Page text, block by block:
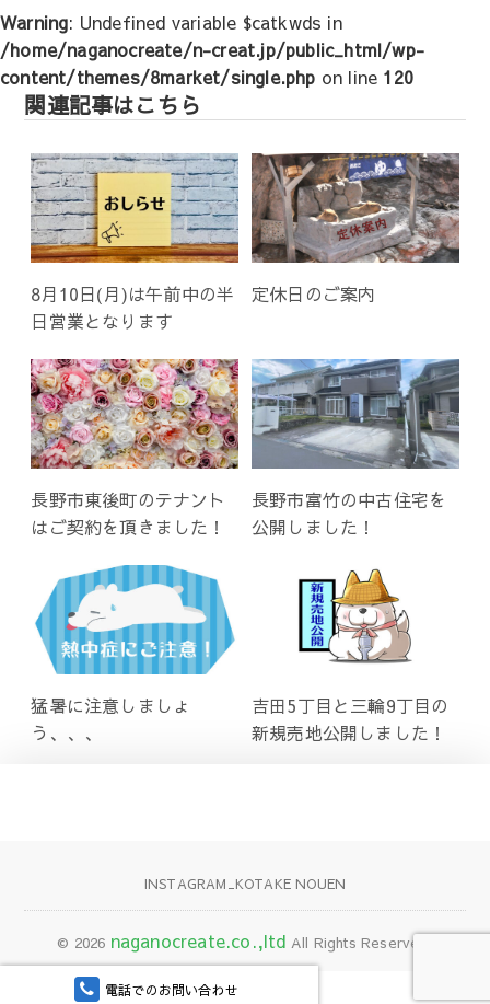
電話でのお問い合わせ
ー
シ
ョ
ン
Warning: Undefined variable $catkwds in
/home/naganocreate/n-creat.jp/public_html/wp-
content/themes/8market/single.php on line 120
関連記事はこちら
8月10日(月)は午前中の半
日営業となります
定休日のご案内
長野市東後町のテナント
はご契約を頂きました！
長野市富竹の中古住宅を
公開しました！
猛暑に注意しましょ
う、、、
吉田5丁目と三輪9丁目の
新規売地公開しました！
INSTAGRAM_KOTAKE NOUEN
© 2026 naganocreate.co.,ltd All Rights Reserved.